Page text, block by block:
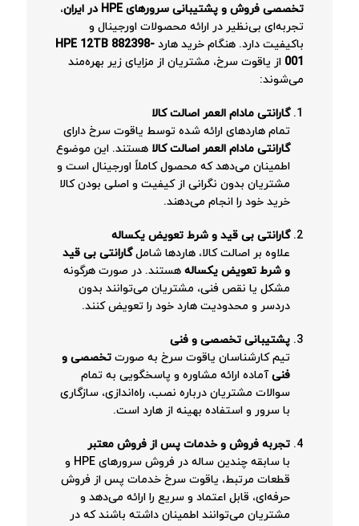
تخصصی فروش و پشتیبانی سرورهای HPE در ایران
،
تجربه‌ای بی‌نظیر در ارائه محصولات اورجینال و
باکیفیت دارد. هنگام خرید هارد HPE 12TB 882398-
001 از یاقوت سرخ، مشتریان از مزایای زیر بهره‌مند
می‌شوند:
گارانتی مادام العمر اصالت کالا
تمام هاردهای ارائه شده توسط یاقوت سرخ دارای
گارانتی مادام العمر اصالت کالا هستند. این موضوع
اطمینان می‌دهد که محصول کاملاً اورجینال است و
مشتریان بدون نگرانی از کیفیت و اصلی بودن کالا
خرید خود را انجام می‌دهند.
گارانتی بی قید و شرط تعویض یکساله
علاوه بر اصالت کالا، هاردها شاملگارانتی بی قید
و شرط تعویض یکساله هستند. در صورت هرگونه
مشکل یا نقص فنی، مشتریان می‌توانند بدون
دردسر و محدودیت هارد خود را تعویض کنند.
پشتیبانی تخصصی و فنی
تیم کارشناسان یاقوت سرخ به صورت تخصصی و
فنیآماده ارائه مشاوره و پاسخگویی به تمام
سوالات مشتریان درباره نصب، راه‌اندازی، سازگاری
با سرور و استفاده بهینه از هارد است.
تجربه فروش و خدمات پس از فروش معتبر
با سابقه چندین ساله در فروش سرورهای HPE و
قطعات مرتبط، یاقوت سرخ خدمات پس از فروش
حرفه‌ای، قابل اعتماد و سریع را ارائه می‌دهد و
مشتریان می‌توانند اطمینان داشته باشند که در